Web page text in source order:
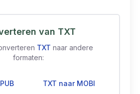
van TXT
TXT naar andere
formaten:
TXT naar MOBI